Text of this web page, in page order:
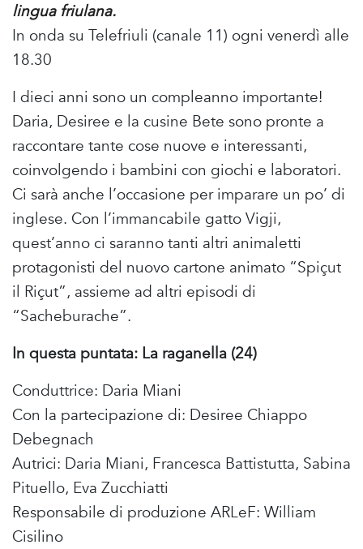
lingua friulana.
In onda su Telefriuli (canale 11) ogni venerdì alle
18.30
I dieci anni sono un compleanno importante!
Daria, Desiree e la cusine Bete sono pronte a
raccontare tante cose nuove e interessanti,
coinvolgendo i bambini con giochi e laboratori.
Ci sarà anche l’occasione per imparare un po’ di
inglese. Con l’immancabile gatto Vigji,
quest’anno ci saranno tanti altri animaletti
protagonisti del nuovo cartone animato “Spiçut
il Riçut”, assieme ad altri episodi di
“Sacheburache”.
In questa puntata: La raganella (24)
Conduttrice: Daria Miani
Con la partecipazione di: Desiree Chiappo
Debegnach
Autrici: Daria Miani, Francesca Battistutta, Sabina
Pituello, Eva Zucchiatti
Responsabile di produzione ARLeF: William
Cisilino